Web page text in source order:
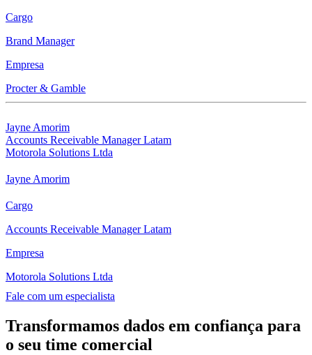
Cargo
Brand Manager
Empresa
Procter & Gamble
Jayne Amorim
Accounts Receivable Manager Latam
Motorola Solutions Ltda
Jayne Amorim
Cargo
Accounts Receivable Manager Latam
Empresa
Motorola Solutions Ltda
Fale com um especialista
Transformamos dados em confiança para
o seu time comercial